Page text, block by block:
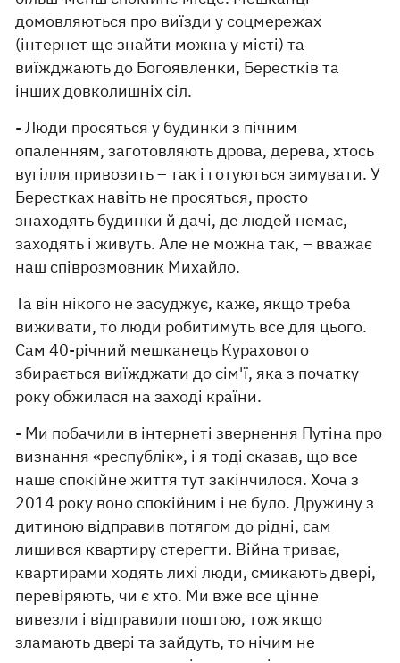
домовляються про виїзди у соцмережах
(інтернет ще знайти можна у місті) та
виїжджають до Богоявленки, Берестків та
інших довколишніх сіл.
- Люди просяться у будинки з пічним
опаленням, заготовляють дрова, дерева, хтось
вугілля привозить – так і готуються зимувати. У
Берестках навіть не просяться, просто
знаходять будинки й дачі, де людей немає,
заходять і живуть. Але не можна так, – вважає
наш співрозмовник Михайло.
Та він нікого не засуджує, каже, якщо треба
виживати, то люди робитимуть все для цього.
Сам 40-річний мешканець Курахового
збирається виїжджати до сім'ї, яка з початку
року обжилася на заході країни.
- Ми побачили в інтернеті звернення Путіна про
визнання «республік», і я тоді сказав, що все
наше спокійне життя тут закінчилося. Хоча з
2014 року воно спокійним і не було. Дружину з
дитиною відправив потягом до рідні, сам
лишився квартиру стерегти. Війна триває,
квартирами ходять лихі люди, смикають двері,
перевіряють, чи є хто. Ми вже все цінне
вивезли і відправили поштою, тож якщо
зламають двері та зайдуть, то нічим не